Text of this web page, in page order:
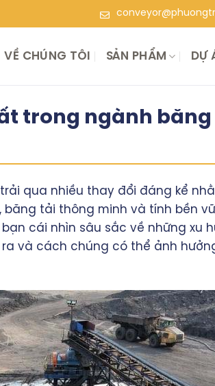
VỀ CHÚNG TÔI SẢN PHẨM DỰ
trong ngành
qua nhiều thay đổi đáng kể
tải thông minh và tính bền
cái nhìn sâu sắc về những xu
và cách chúng có thể ảnh